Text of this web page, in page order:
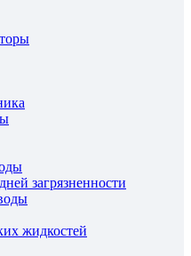
загрязненности
жидкостей